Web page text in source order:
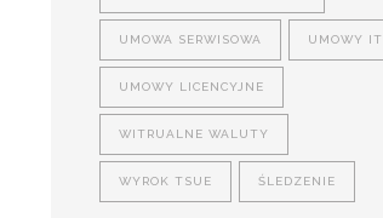
UMOWA SERWISOWA UMOWY IT
UMOWY LICENCYJNE
WITRUALNE WALUTY
WYROK TSUE ŚLEDZENIE